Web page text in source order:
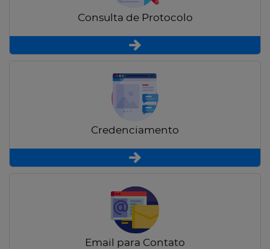
Consulta de Protocolo
Credenciamento
Email para Contato